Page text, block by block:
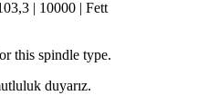
this spindle type.
duyarız.